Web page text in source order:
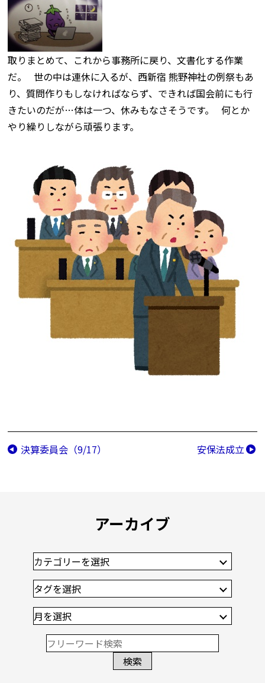
取りまとめて、これから事務所に戻り、文書化する作業
だ。 世の中は連休に入るが、西新宿 熊野神社の例祭もあ
り、質問作りもしなければならず、できれば国会前にも行
きたいのだが…体は一つ、休みもなさそうです。 何とか
やり繰りしながら頑張ります。
決算委員会（9/17） 安保法成立
アーカイブ